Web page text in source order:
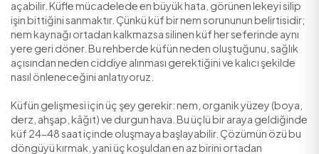
Banyo köşesinde beliren siyah lekeler, pencere
kararma veya dolap arkasındaki o tanıdık küf kokusu
bir görüntü sorunu değildir; küf aynı zamanda ciddi bir
meselesidir. Küf sporları havaya karışır ve özellikle
veya bağışıklık sorunu olan kişilerde solunum
işin bittiğini sanmaktır. Çünkü küf bir nem sorununun
nem kaynağı ortadan kalkmazsa silinen küf her
yere geri döner. Bu rehberde küfün neden oluştuğunu,